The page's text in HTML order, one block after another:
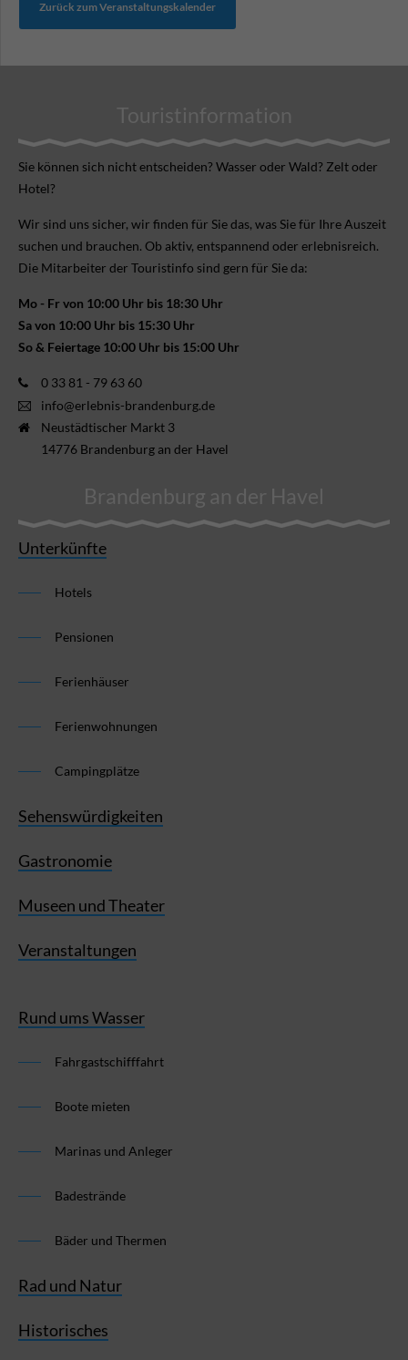
Zurück zum Veranstaltungskalender
Touristinformation
Sie können sich nicht ent­scheiden? Wasser oder Wald? Zelt oder
Hotel?
Wir sind uns sicher, wir finden für Sie das, was Sie für Ihre Aus­zeit
suchen und brauchen. Ob aktiv, ent­spannend oder erlebnis­reich.
Die Mitarbeiter der Touristinfo sind gern für Sie da:
Mo - Fr von 10:00 Uhr bis 18:30 Uhr
Sa von 10:00 Uhr bis 15:30 Uhr
So & Feiertage 10:00 Uhr bis 15:00 Uhr
0 33 81 - 79 63 60
info@erlebnis-brandenburg.de
Neustädtischer Markt 3
14776 Brandenburg an der Havel
Brandenburg an der Havel
Unterkünfte
Hotels
Pensionen
Ferienhäuser
Ferienwohnungen
Campingplätze
Sehenswürdigkeiten
Gastronomie
Museen und Theater
Veranstaltungen
Rund ums Wasser
Fahrgastschifffahrt
Boote mieten
Marinas und Anleger
Badestrände
Bäder und Thermen
Rad und Natur
Historisches